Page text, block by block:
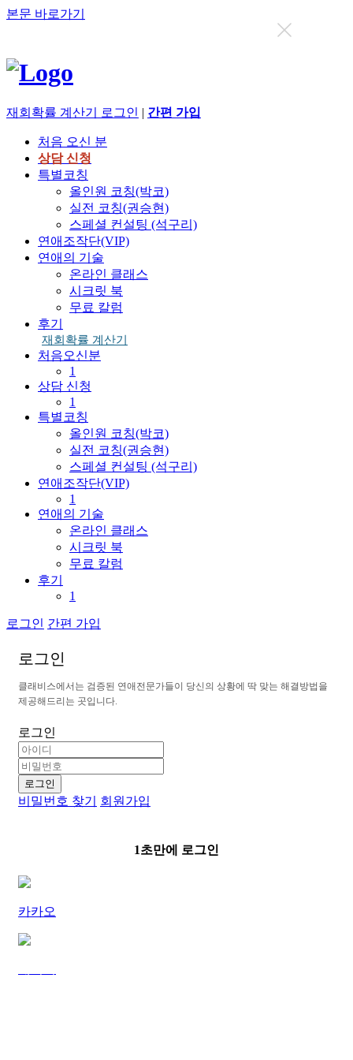
본문 바로가기
재회확률 계산기 로그인 | 간편 가입
처음 오신 분
상담 신청
특별코칭
올인원 코칭(박코)
실전 코칭(권승현)
스페셜 컨설팅 (석구리)
연애조작단(VIP)
연애의 기술
온라인 클래스
시크릿 북
무료 칼럼
후기
재회확률 계산기
처음오신분
1
상담 신청
1
특별코칭
올인원 코칭(박코)
실전 코칭(권승현)
스페셜 컨설팅 (석구리)
연애조작단(VIP)
1
연애의 기술
온라인 클래스
시크릿 북
무료 칼럼
후기
1
로그인 간편 가입
로 그 인
클래비 스에서 는 검 증된 연애전 문가들이 당신 의 상황에 딱 맞는 해결 방법 을
제공해드리 는 곳입 니 다.
로그인
로그인
비밀번호 찾기 회원가입
1초만에 로그인
카카오